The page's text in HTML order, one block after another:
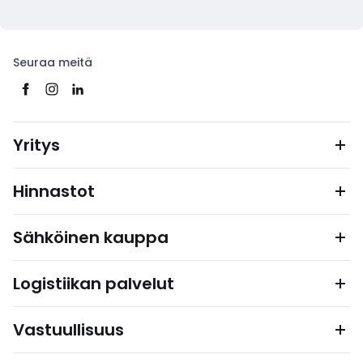
Seuraa meitä
Yritys
Hinnastot
Sähköinen kauppa
Logistiikan palvelut
Vastuullisuus